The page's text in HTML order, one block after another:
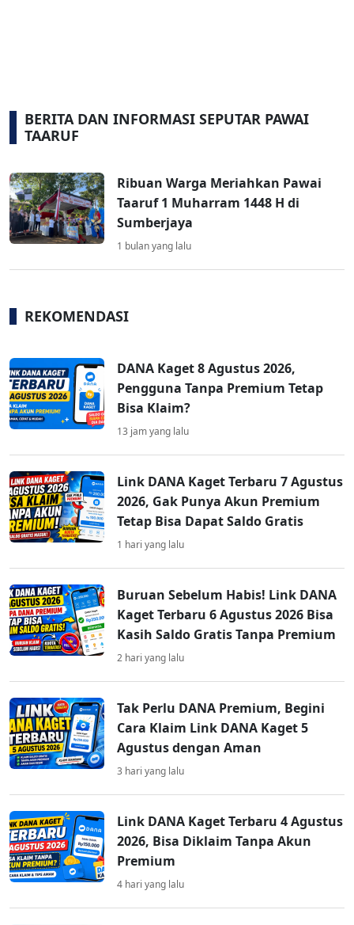
BERITA DAN INFORMASI SEPUTAR PAWAI
TAARUF
Ribuan Warga Meriahkan Pawai
Taaruf 1 Muharram 1448 H di
Sumberjaya
1 bulan yang lalu
REKOMENDASI
DANA Kaget 8 Agustus 2026,
Pengguna Tanpa Premium Tetap
Bisa Klaim?
13 jam yang lalu
Link DANA Kaget Terbaru 7 Agustus
2026, Gak Punya Akun Premium
Tetap Bisa Dapat Saldo Gratis
1 hari yang lalu
Buruan Sebelum Habis! Link DANA
Kaget Terbaru 6 Agustus 2026 Bisa
Kasih Saldo Gratis Tanpa Premium
2 hari yang lalu
Tak Perlu DANA Premium, Begini
Cara Klaim Link DANA Kaget 5
Agustus dengan Aman
3 hari yang lalu
Link DANA Kaget Terbaru 4 Agustus
2026, Bisa Diklaim Tanpa Akun
Premium
4 hari yang lalu